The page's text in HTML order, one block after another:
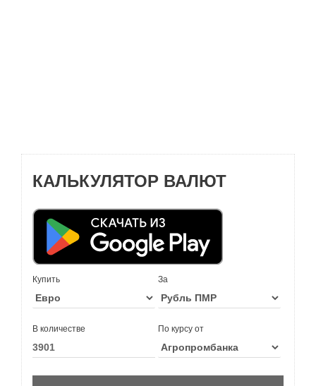
КАЛЬКУЛЯТОР ВАЛЮТ
Купить За
В количестве По курсу от